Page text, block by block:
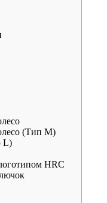
(Тип M)
L)
HRC